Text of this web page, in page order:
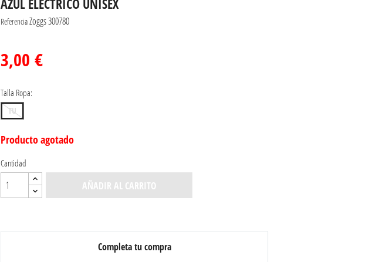
ReferenciaZoggs 300780
3,00 €
Talla Ropa:
TU
Producto agotado
Cantidad
AÑADIR AL CARRITO
Completa tu compra